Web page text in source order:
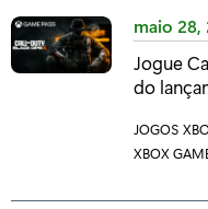
G
O
R
A
:
maio 28,
Jogue
do
C
A
E
JOGOS C
A
E
C
T
XBOX